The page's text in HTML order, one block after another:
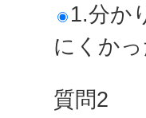
1.分か
にくかっ
質問2